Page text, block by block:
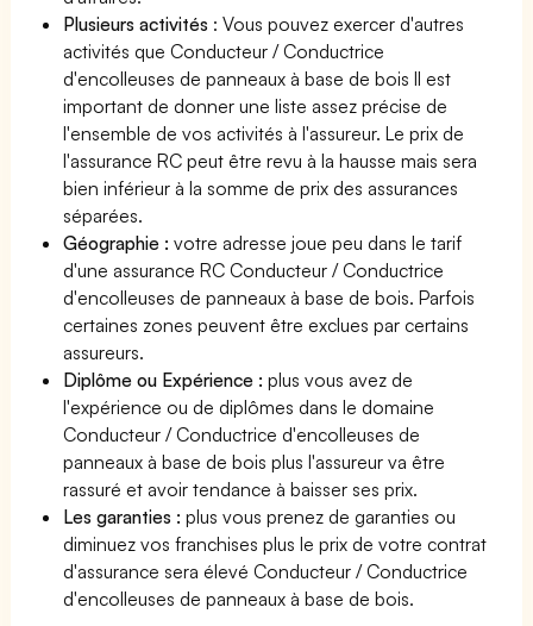
Plusieurs activités : Vous pouvez exercer d'autres
activités que Conducteur / Conductrice
d'encolleuses de panneaux à base de bois Il est
important de donner une liste assez précise de
l'ensemble de vos activités à l'assureur. Le prix de
l'assurance RC peut être revu à la hausse mais sera
bien inférieur à la somme de prix des assurances
séparées.
Géographie :votre adresse joue peu dans le tarif
d'une assurance RC Conducteur / Conductrice
d'encolleuses de panneaux à base de bois. Parfois
certaines zones peuvent être exclues par certains
assureurs.
Diplôme ou Expérience :plus vous avez de
l'expérience ou de diplômes dans le domaine
Conducteur / Conductrice d'encolleuses de
panneaux à base de bois plus l'assureur va être
rassuré et avoir tendance à baisser ses prix.
Les garanties :plus vous prenez de garanties ou
diminuez vos franchises plus le prix de votre contrat
d'assurance sera élevé Conducteur / Conductrice
d'encolleuses de panneaux à base de bois.